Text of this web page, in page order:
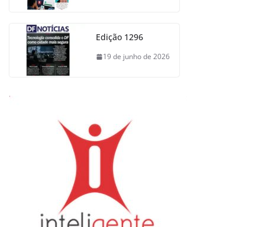
Edição 1296
19 de junho de 2026